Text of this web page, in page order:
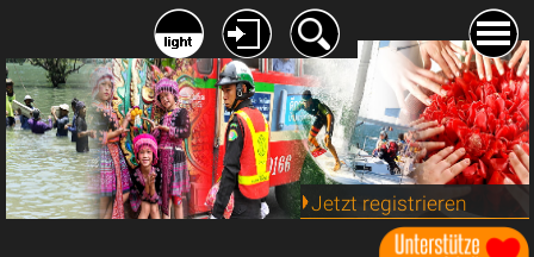
Jetzt registrieren